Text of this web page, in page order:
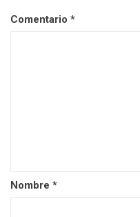
Comentario *
Nombre *